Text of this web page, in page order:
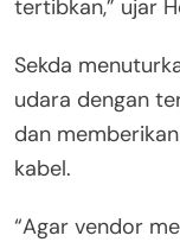
tertibkan,” ujar
Sekda
udara dengan
dan
kabel.
“Agar vendor